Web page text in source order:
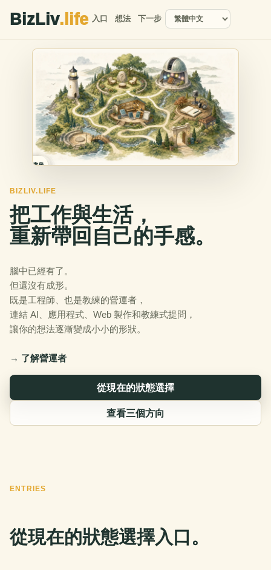
BizLiv.life 入口 想法 下一步
BIZLIV.LIFE
把工作與生活，
重新帶回自己的手感。
腦中已經有了。
但還沒有成形。
既是工程師、也是教練的營運者，
連結 AI、應用程式、Web 製作和教練式提問，
讓你的想法逐漸變成小小的形狀。
→ 了解營運者
從現在的狀態選擇
查看三個方向
燈塔
提問之庭
製作工作室
遊玩公園
工具小屋
發布書房
ENTRIES
從現在的狀態選擇入口。